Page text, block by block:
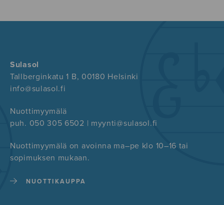
Sulasol
Tallberginkatu 1 B, 00180 Helsinki
info@sulasol.fi
Nuottimyymälä
puh. 050 305 6502 | myynti@sulasol.fi
Nuottimyymälä on avoinna ma–pe klo 10–16 tai
sopimuksen mukaan.
NUOTTIKAUPPA